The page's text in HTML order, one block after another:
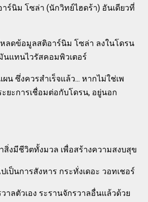
ร์นิม โซล่า (นักวิทย์ไฮดร้า) อันเดียวที่
ลดข้อมูลสติอาร์นิม โซล่า ลงในโดรน
นแทนไวรัสคอมพิวเตอร์
น ซึ่งควรสำเร็จแล้ว... หากไม่ใช่เพ
ยะการเชื่อมต่อกับโดรน, อยู่นอก
งมีชีวิตทั้งมวล เพื่อสร้างความสงบสุข
เป็นการสังหาร กระทั่งเดอะ วอทเชอร์
าลตัวเอง ระรานจักรวาลอื่นแล้วด้วย